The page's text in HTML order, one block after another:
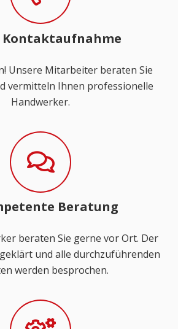
Kontaktaufnahme
Unsere Mitarbeiter beraten Sie
vermitteln Ihnen professionelle
Handwerker.
Beratung
beraten Sie gerne vor Ort. Der
und alle durchzuführenden
werden besprochen.